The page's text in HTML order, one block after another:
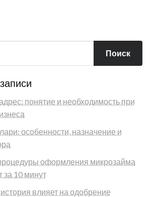
Поиск
понятие и необходимость при
особенности, назначение и
оформления микрозайма
за 10 минут
влияет на одобрение